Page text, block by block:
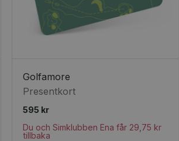
Golfamore
Presentkort
595 kr
Du och Simklubben Ena får 29,75 kr
tillbaka